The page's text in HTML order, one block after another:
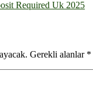
Required Uk 2025
Gerekli alanlar *